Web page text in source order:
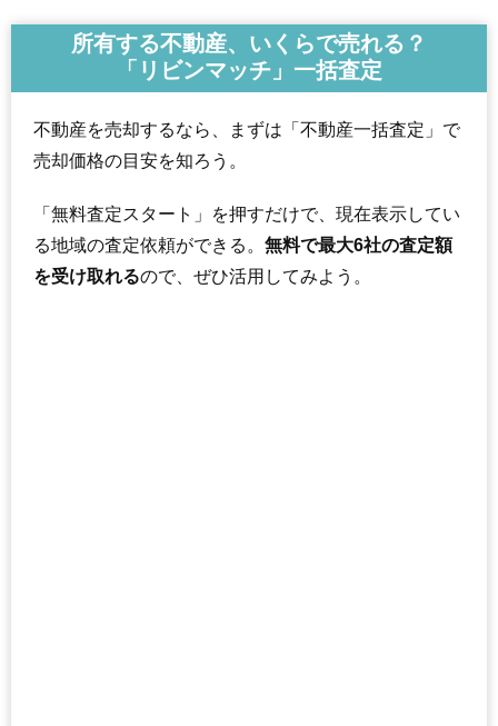
所有する不動産、いくらで売れる？
「リビンマッチ」一括査定
不動産を売却するなら、まずは「不動産一括査定」で
売却価格の目安を知ろう。
「無料査定スタート」を押すだけで、現在表示してい
る地域の査定依頼ができる。 無料で最大6社の査定額
を受け取れるので、ぜひ活用してみよう。